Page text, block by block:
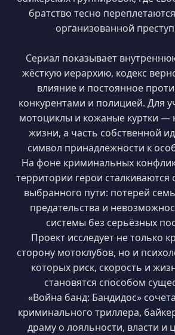
братство тесно
организованной
Сериал показывает
жёсткую иерархию, кодекс
влияние и постоянное
конкурентами и полицией. Для
мотоциклы и кожаные куртки —
жизни, а часть собственной
символ принадлежности к
На фоне криминальных
территории герои сталкиваются
выбранного пути: потерей
предательства и
системы без серьёзных
Проект исследует не только
сторону мотоклубов, но и
которых риск, скорость и
становятся способом
«Война банд: Бандидос»
криминального триллера,
драму о лояльности, власти и